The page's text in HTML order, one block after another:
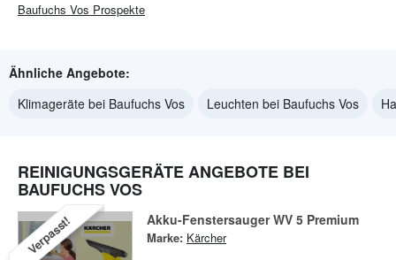
Baufuchs Vos Prospekte
Ähnliche Angebote:
Klimageräte bei Baufuchs Vos
Leuchten bei Baufuchs Vos
REINIGUNGSGERÄTE ANGEBOTE BEI
BAUFUCHS VOS
Verpasst! Akku-Fenstersauger WV 5 Premium
Marke: Kärcher